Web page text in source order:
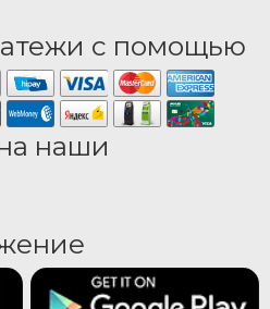
с помощью
наши